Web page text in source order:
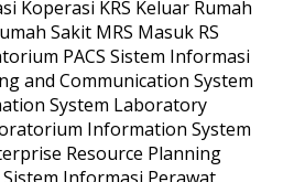
Koperasi KRS Keluar Rumah
Sakit MRS Masuk RS
PACS Sistem Informasi
and Communication System
System Laboratory
Information System
Resource Planning